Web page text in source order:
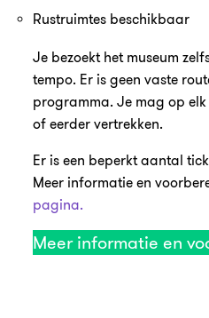
Rustruimtes beschikbaar
Je bezoekt het museum
tempo. Er is geen vaste
programma. Je mag op elk
of eerder vertrekken.
Er is een beperkt aantal
Meer informatie en
pagina.
Meer informatie en